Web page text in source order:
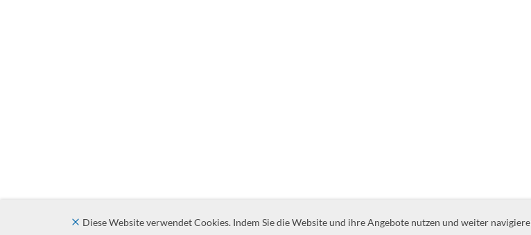
Diese Website verwendet Cookies. Indem Sie die Website und ihre Angebote nutzen und weiter